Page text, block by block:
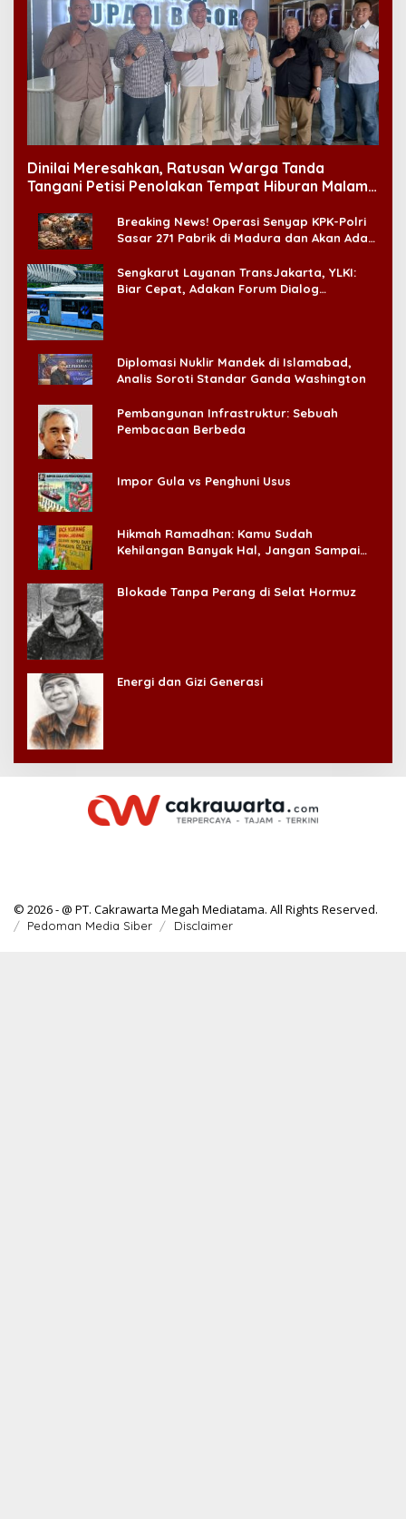
Dinilai Meresahkan, Ratusan Warga Tanda
Tangani Petisi Penolakan Tempat Hiburan Malam
Breaking News! Operasi Senyap KPK-Polri
Sasar 271 Pabrik di Madura dan Akan Ada
Sengkarut Layanan TransJakarta, YLKI:
Biar Cepat, Adakan Forum Dialog
Diplomasi Nuklir Mandek di Islamabad,
Analis Soroti Standar Ganda Washington
Pembangunan Infrastruktur: Sebuah
Pembacaan Berbeda
Impor Gula vs Penghuni Usus
Hikmah Ramadhan: Kamu Sudah
Kehilangan Banyak Hal, Jangan Sampai
Blokade Tanpa Perang di Selat Hormuz
Energi dan Gizi Generasi
© 2026 - @ PT. Cakrawarta Megah Mediatama. All Rights Reserved.
Pedoman Media Siber Disclaimer